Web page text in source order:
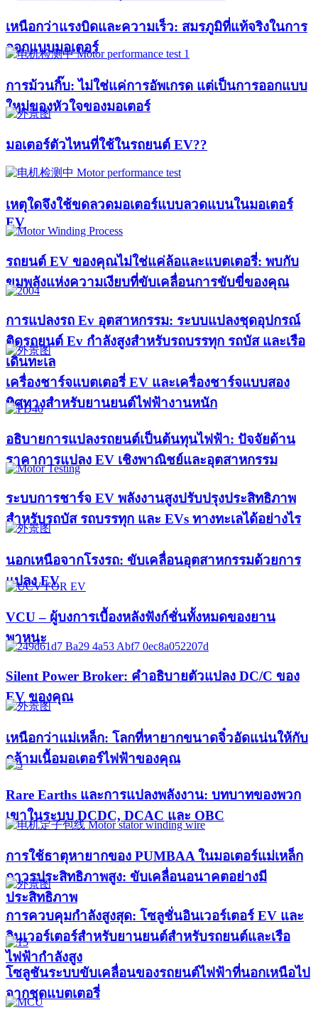
เหนือกว่าแรงบิดและความเร็ว: สมรภูมิที่แท้จริงในการ
ออกแบบมอเตอร์
การม้วนกิ๊บ: ไม่ใช่แค่การอัพเกรด แต่เป็นการออกแบบ
ใหม่ของหัวใจของมอเตอร์​
มอเตอร์ตัวไหนที่ใช้ในรถยนต์ EV??​​
เหตุใดจึงใช้ขดลวดมอเตอร์แบบลวดแบนในมอเตอร์
EV
รถยนต์ EV ของคุณไม่ใช่แค่ล้อและแบตเตอรี่: พบกับ
ขุมพลังแห่งความเงียบที่ขับเคลื่อนการขับขี่ของคุณ
การแปลงรถ Ev อุตสาหกรรม: ระบบแปลงชุดอุปกรณ์
ติดรถยนต์ Ev กำลังสูงสำหรับรถบรรทุก รถบัส และเรือ
เดินทะเล
เครื่องชาร์จแบตเตอรี่ EV และเครื่องชาร์จแบบสอง
ทิศทางสำหรับยานยนต์ไฟฟ้างานหนัก
อธิบายการแปลงรถยนต์เป็นต้นทุนไฟฟ้า: ปัจจัยด้าน
ราคาการแปลง EV เชิงพาณิชย์และอุตสาหกรรม
ระบบการชาร์จ EV พลังงานสูงปรับปรุงประสิทธิภาพ
สำหรับรถบัส รถบรรทุก และ EVs ทางทะเลได้อย่างไร
นอกเหนือจากโรงรถ: ขับเคลื่อนอุตสาหกรรมด้วยการ
แปลง EV
VCU – ผู้บงการเบื้องหลังฟังก์ชั่นทั้งหมดของยาน
พาหนะ
Silent Power Broker: คำอธิบายตัวแปลง DC/C ของ
EV ของคุณ
เหนือกว่าแม่เหล็ก: โลกที่หายากขนาดจิ๋วอัดแน่นให้กับ
กล้ามเนื้อมอเตอร์ไฟฟ้าของคุณ
Rare Earths และการแปลงพลังงาน: บทบาทของพวก
เขาในระบบ DCDC, DCAC และ OBC
การใช้ธาตุหายากของ PUMBAA ในมอเตอร์แม่เหล็ก
ถาวรประสิทธิภาพสูง: ขับเคลื่อนอนาคตอย่างมี
ประสิทธิภาพ
การควบคุมกำลังสูงสุด: โซลูชั่นอินเวอร์เตอร์ EV และ
อินเวอร์เตอร์สำหรับยานยนต์สำหรับรถยนต์และเรือ
ไฟฟ้ากำลังสูง​
โซลูชันระบบขับเคลื่อนของรถยนต์ไฟฟ้าที่นอกเหนือไป
จากชุดแบตเตอรี่